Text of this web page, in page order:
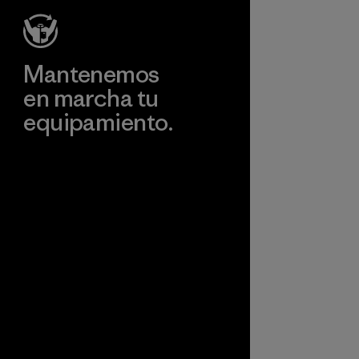
durabilidad.
Material
Mantenemos
en marcha tu
equipamiento.